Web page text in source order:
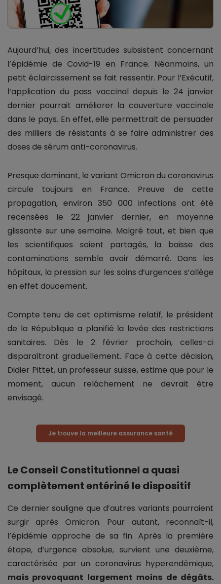
Aujourd’hui, des incertitudes subsistent concernant
l’épidémie de Covid-19 en France. Néanmoins, un
petit éclaircissement se fait ressentir. Pour l’Exécutif,
l’application du pass vaccinal depuis le 24 janvier
dernier pourrait améliorer la couverture vaccinale
dans le pays. En effet, elle permettrait de persuader
des milliers de résistants à se faire administrer des
doses de sérum anti-coronavirus.
Presque dominant, le variant Omicron du coronavirus
circule toujours en France. Preuve de cette
propagation, environ 350 000 infections ont été
recensées le 22 janvier dernier, en moyenne
glissante sur une semaine. Malgré tout, et bien que
les scientifiques soient partagés, la baisse des
contaminations semble avoir démarré. Dans les
hôpitaux, la pression sur les soins d’urgences s’allège
en effet doucement.
Compte tenu de cet optimisme relatif, le président
de la République a planifié la levée des restrictions
sanitaires. Dès le 2 février prochain, celles-ci
disparaîtront graduellement. Face à cette décision,
Didier Pittet, un professeur suisse, estime que pour le
moment, aucun relâchement ne devrait être
envisagé.
Je trouve la meilleure assurance santé
Le Conseil Constitutionnel a quasi
complètement entériné le dispositif
Ce dernier souligne que d’autres variants pourraient
surgir après Omicron. Pour autant, reconnaît-il,
l’épidémie approche de sa fin. Après la première
étape, d’urgence absolue, survient une deuxième,
caractérisée par un coronavirus hyperendémique,
mais provoquant largement moins de dégâts.